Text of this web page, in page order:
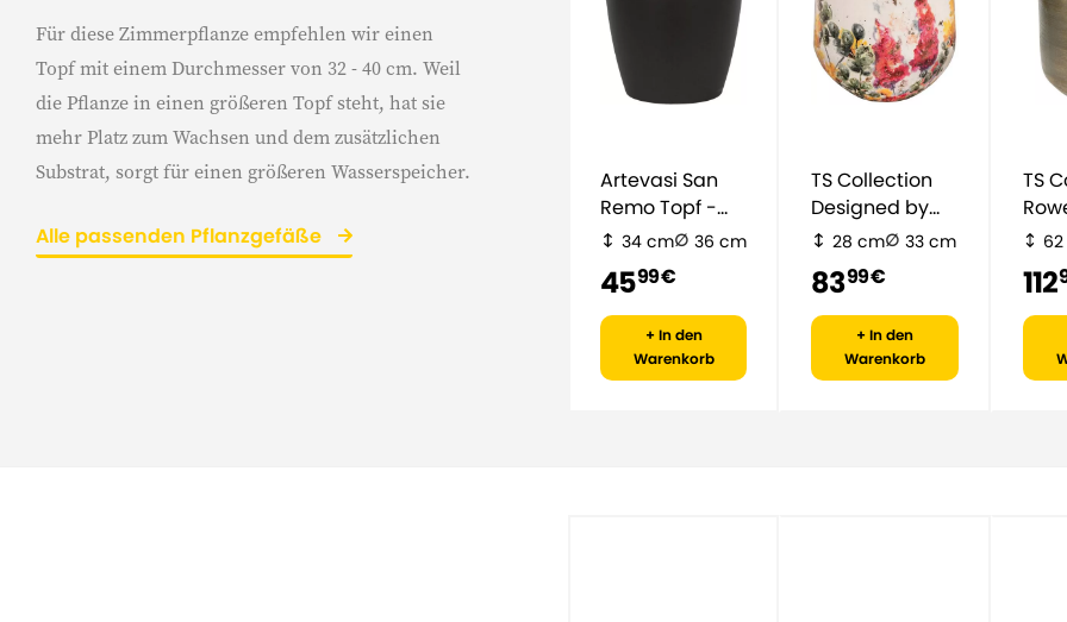
Für diese Zimmerpflanze empfehlen wir einen
Topf mit einem Durchmesser von 32 - 40 cm. Weil
die Pflanze in einen größeren Topf steht, hat sie
mehr Platz zum Wachsen und dem zusätzlichen
Substrat, sorgt für einen größeren Wasserspeicher.
Alle passenden Pflanzgefäße
Artevasi San
Remo Topf -
schwarz
34 cm 36 cm
4599 €
+ In den
Warenkorb
TS Collection
Designed by
Lammie Floral
28 cm 33 cm
8399 €
+ In den
Warenkorb
TS
112